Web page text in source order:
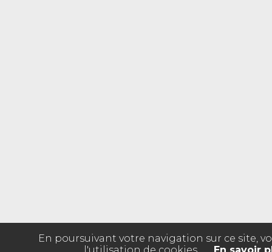
En poursuivant votre navigation sur ce site,